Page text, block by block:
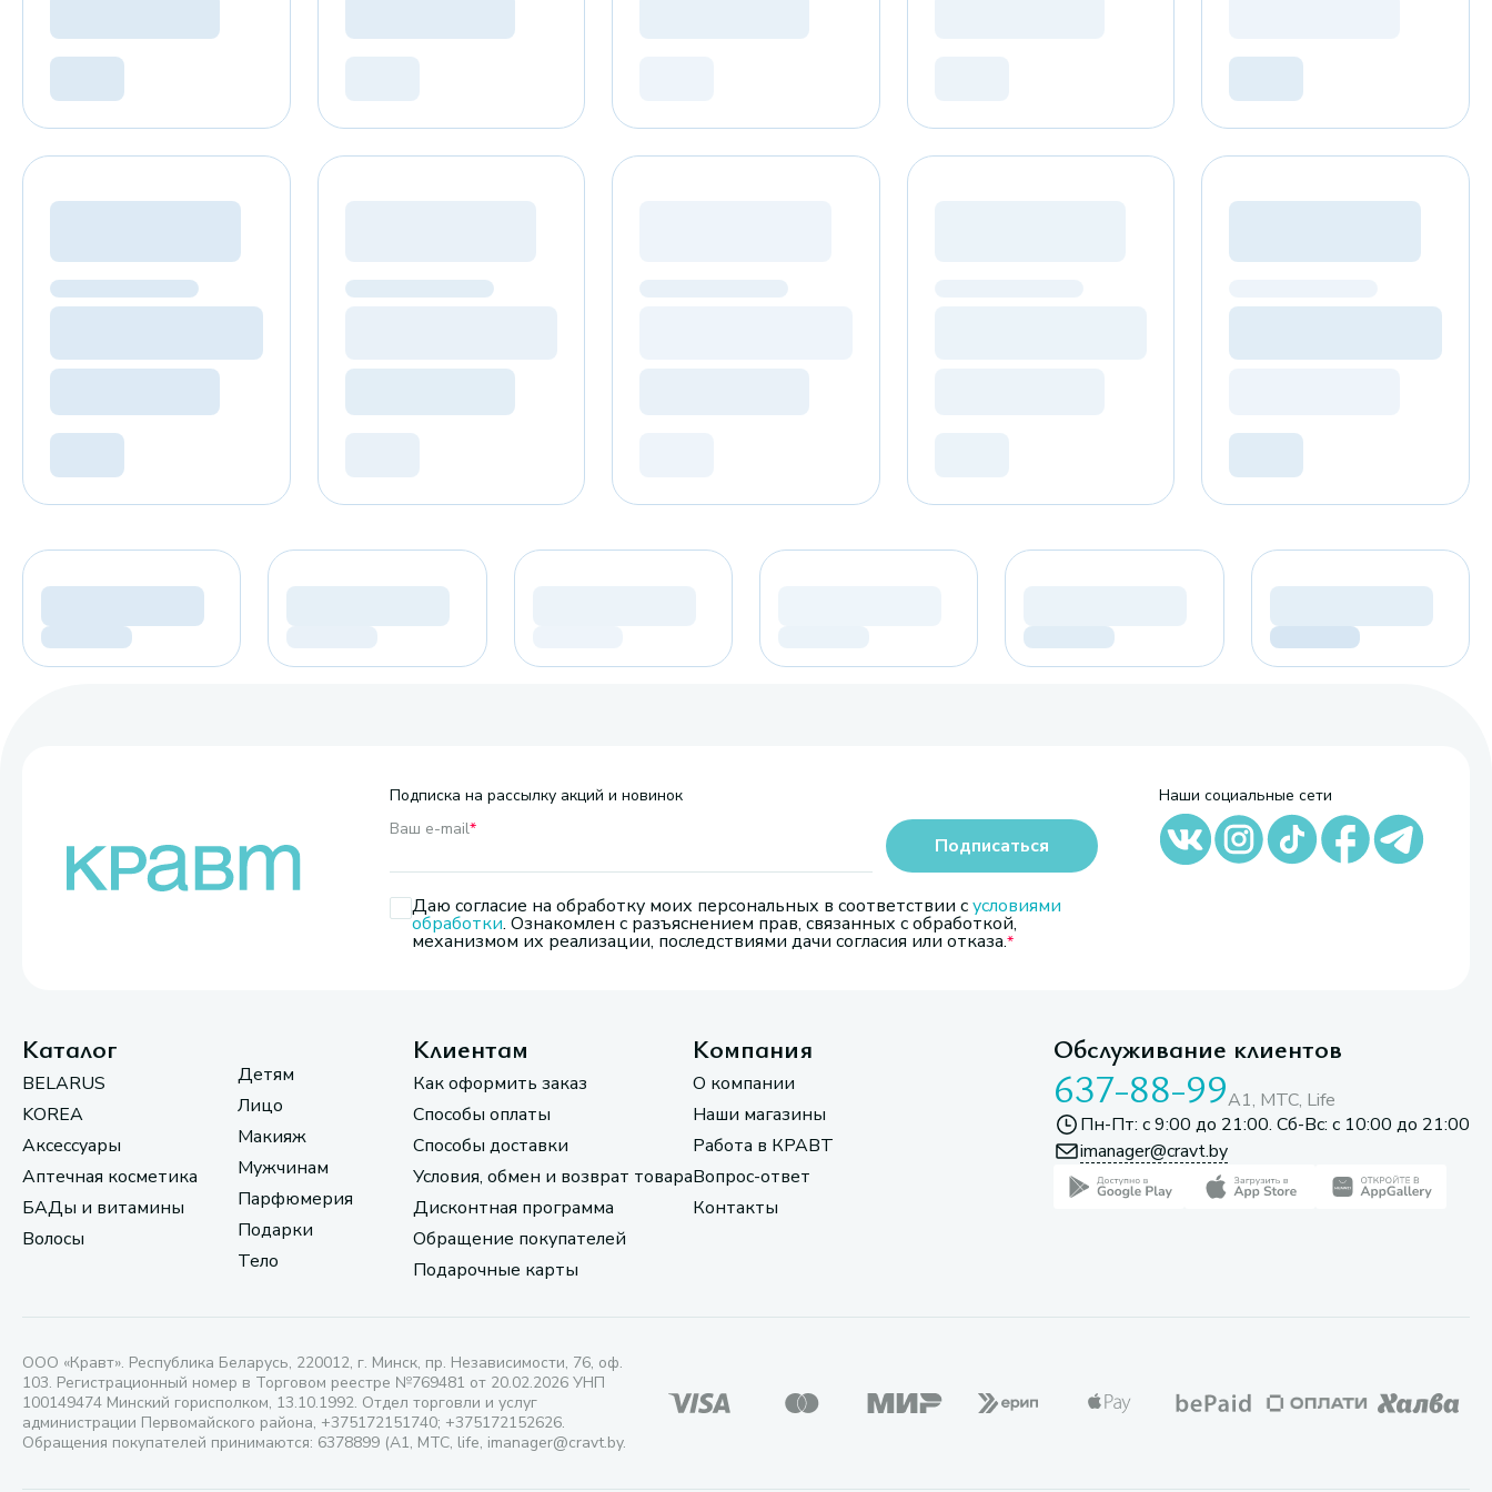
Подписка на рассылку акций и новинок
Ваш e-mail*
Даю согласие на обработку моих персональных в соответствии сусловиями
обработки. Ознакомлен с разъяснением прав, связанных с обработкой,
механизмом их реализации, последствиями дачи согласия или отказа.
Подписаться
Наши социальные сети
Каталог
BELARUS
KOREA
Аксессуары
Аптечная косметика
БАДы и витамины
Волосы
Детям
Лицо
Макияж
Мужчинам
Парфюмерия
Подарки
Тело
Клиентам
Как оформить заказ
Способы оплаты
Способы доставки
Условия, обмен и возврат товара
Дисконтная программа
Обращение покупателей
Подарочные карты
Компания
О компании
Наши магазины
Работа в КРАВТ
Вопрос-ответ
Контакты
Обслуживание клиентов
637-88-99A1, МТС, Life
Пн-Пт: с 9:00 до 21:00. Сб-Вс: с 10:00 до 21:00
imanager@cravt.by
ООО «Кравт». Республика Беларусь, 220012, г. Минск, пр. Независимости, 76, оф.
103. Регистрационный номер в Торговом реестре №769481 от 20.02.2026 УНП
100149474 Минский горисполком, 13.10.1992. Отдел торговли и услуг
администрации Первомайского района, +375172151740; +375172152626.
Обращения покупателей принимаются: 6378899 (А1, МТС, life, imanager@cravt.by.